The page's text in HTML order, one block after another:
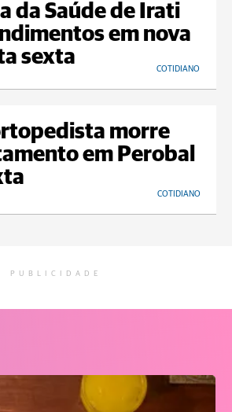
da Saúde de Irati
em nova
sexta
COTIDIANO
morre
em Perobal
COTIDIANO
PUBLICIDADE